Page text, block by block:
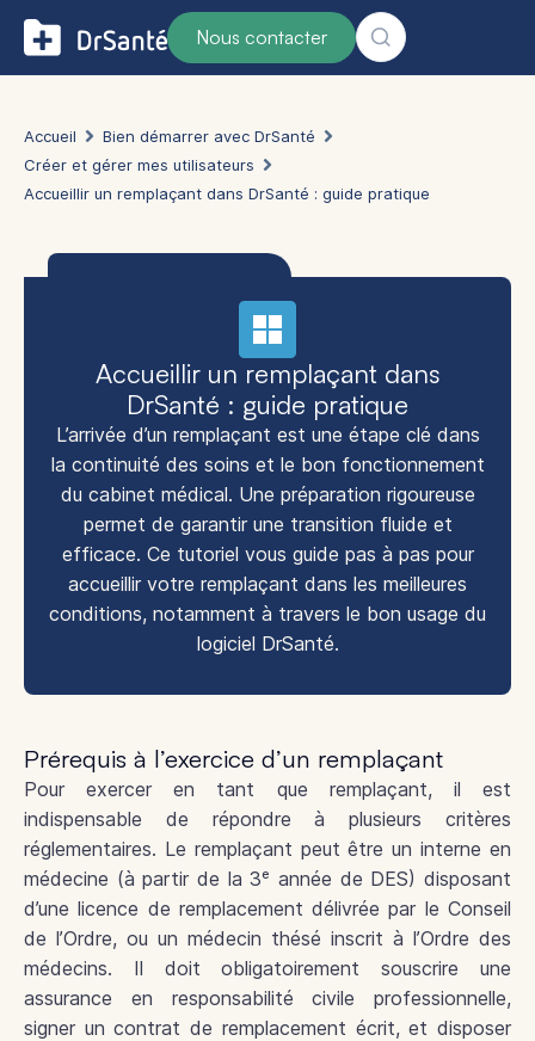
Nous contacter
Accueil
Bien démarrer avec DrSanté
Créer et gérer mes utilisateurs
Accueillir un remplaçant dans DrSanté : guide pratique
Accueillir un remplaçant dans
DrSanté : guide pratique
L’arrivée d’un remplaçant est une étape clé dans
la continuité des soins et le bon fonctionnement
du cabinet médical. Une préparation rigoureuse
permet de garantir une transition fluide et
efficace. Ce tutoriel vous guide pas à pas pour
accueillir votre remplaçant dans les meilleures
conditions, notamment à travers le bon usage du
logiciel DrSanté.
Prérequis à l’exercice d’un remplaçant
Pour exercer en tant que remplaçant, il est
indispensable de répondre à plusieurs critères
réglementaires. Le remplaçant peut être un interne en
médecine (à partir de la 3ᵉ année de DES) disposant
d’une licence de remplacement délivrée par le Conseil
de l’Ordre, ou un médecin thésé inscrit à l’Ordre des
médecins. Il doit obligatoirement souscrire une
assurance en responsabilité civile professionnelle,
signer un contrat de remplacement écrit, et disposer